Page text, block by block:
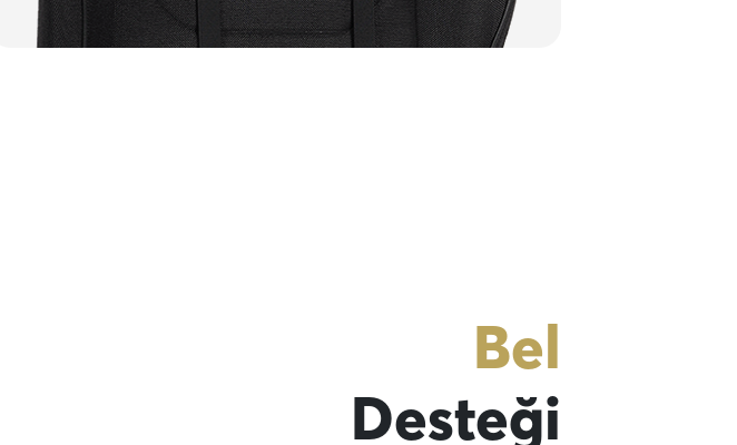
Bel
Desteği